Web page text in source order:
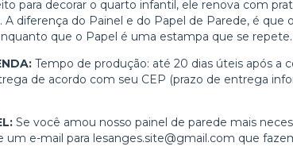
para decorar o quarto infantil, ele renova com
A diferença do Painel e do Papel de Parede, é que
que o Papel é uma estampa que se repete.
Tempo de produção: até 20 dias úteis após a
de acordo com seu CEP (prazo de entrega
Se você amou nosso painel de parede mais
um e-mail para lesanges.site@gmail.com que